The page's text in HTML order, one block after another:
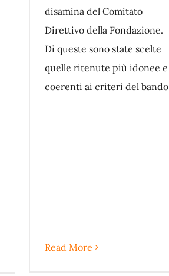
disamina del Comitato
Direttivo della Fondazione.
Di queste sono state scelte
quelle ritenute più idonee e
coerenti ai criteri del bando
Read More